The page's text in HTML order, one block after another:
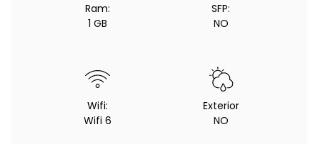
Ram:
1 GB
SFP:
NO
Wifi:
Wifi 6
Exterior
NO